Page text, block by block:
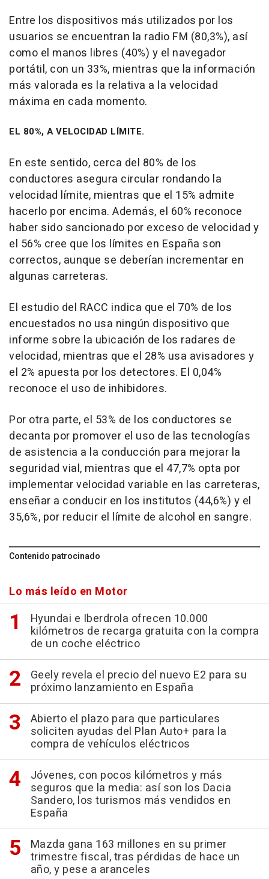
Entre los dispositivos más utilizados por los
usuarios se encuentran la radio FM (80,3%), así
como el manos libres (40%) y el navegador
portátil, con un 33%, mientras que la información
más valorada es la relativa a la velocidad
máxima en cada momento.
EL 80%, A VELOCIDAD LÍMITE.
En este sentido, cerca del 80% de los
conductores asegura circular rondando la
velocidad límite, mientras que el 15% admite
hacerlo por encima. Además, el 60% reconoce
haber sido sancionado por exceso de velocidad y
el 56% cree que los límites en España son
correctos, aunque se deberían incrementar en
algunas carreteras.
El estudio del RACC indica que el 70% de los
encuestados no usa ningún dispositivo que
informe sobre la ubicación de los radares de
velocidad, mientras que el 28% usa avisadores y
el 2% apuesta por los detectores. El 0,04%
reconoce el uso de inhibidores.
Por otra parte, el 53% de los conductores se
decanta por promover el uso de las tecnologías
de asistencia a la conducción para mejorar la
seguridad vial, mientras que el 47,7% opta por
implementar velocidad variable en las carreteras,
enseñar a conducir en los institutos (44,6%) y el
35,6%, por reducir el límite de alcohol en sangre.
Contenido patrocinado
Lo más leído en Motor
Hyundai e Iberdrola ofrecen 10.000
kilómetros de recarga gratuita con la compra
de un coche eléctrico
Geely revela el precio del nuevo E2 para su
próximo lanzamiento en España
Abierto el plazo para que particulares
soliciten ayudas del Plan Auto+ para la
compra de vehículos eléctricos
Jóvenes, con pocos kilómetros y más
seguros que la media: así son los Dacia
Sandero, los turismos más vendidos en
España
Mazda gana 163 millones en su primer
trimestre fiscal, tras pérdidas de hace un
año, y pese a aranceles